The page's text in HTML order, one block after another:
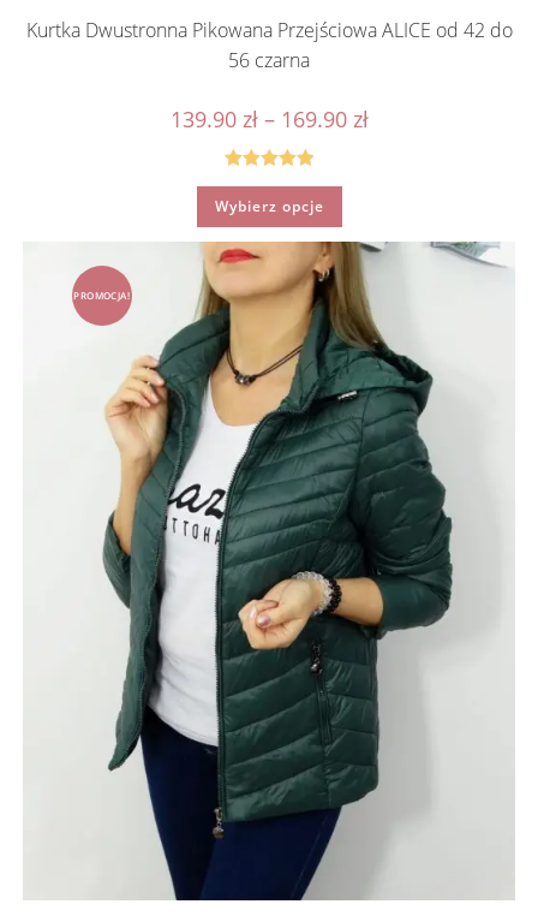
Kurtka Dwustronna Pikowana Przejściowa ALICE od 42 do
56 czarna
139.90 zł – 169.90 złZakres
Oceniono
5.00na 5
Wybierz opcje
Ten
ma
wiele
wariantów.
Opcje
można
wybrać
na
stronie
produktu
PROMOCJA!